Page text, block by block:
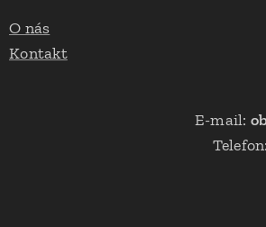
O nás
Kontakt
E-mail:
Telefon: